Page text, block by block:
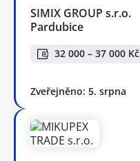
SIMIX GROUP s.r.o.
Pardubice
32 000 – 37 000 Kč
Zveřejněno: 5. srpna